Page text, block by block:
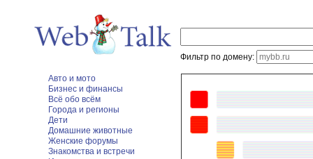
Фильтр по домену:
Авто и мото
Бизнес и финансы
Всё обо всём
Города и регионы
Дети
Домашние животные
Женские форумы
Знакомства и встречи